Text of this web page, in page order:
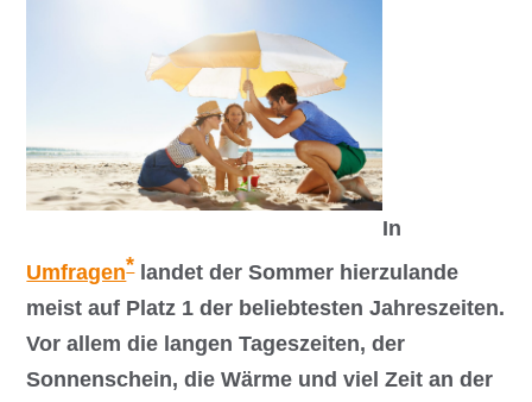
In
Umfragen*landet der Sommer hierzulande
meist auf Platz 1 der beliebtesten Jahreszeiten.
Vor allem die langen Tageszeiten, der
Sonnenschein, die Wärme und viel Zeit an der